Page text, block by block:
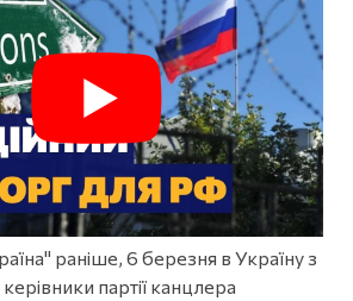
раніше, 6 березня в Україну з
партії канцлера